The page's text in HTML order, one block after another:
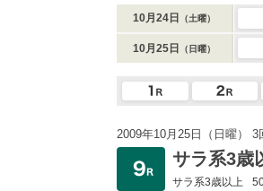
10月24日 （土曜）
10月25日 （日曜）
2009年10月25日（日曜） 3
サラ系3歳
サラ系3歳以上